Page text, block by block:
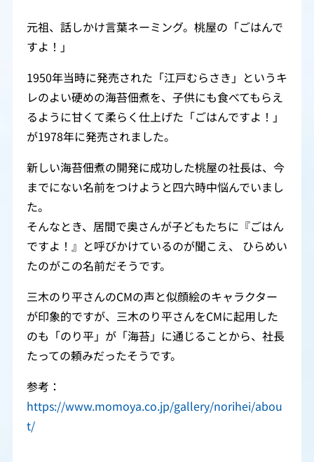
元祖、話しかけ言葉ネーミング。桃屋の「ごはんで
すよ！」
1950年当時に発売された「江戸むらさき」というキ
レのよい硬めの海苔佃煮を、子供にも食べてもらえ
るように甘くて柔らく仕上げた「ごはんですよ！」
が1978年に発売されました。
新しい海苔佃煮の開発に成功した桃屋の社長は、今
までにない名前をつけようと四六時中悩んでいまし
た。
そんなとき、居間で奥さんが子どもたちに『ごはん
ですよ！』と呼びかけているのが聞こえ、 ひらめい
たのがこの名前だそうです。
三木のり平さんのCMの声と似顔絵のキャラクター
が印象的ですが、三木のり平さんをCMに起用した
のも「のり平」が「海苔」に通じることから、社長
たっての頼みだったそうです。
参考：
https://www.momoya.co.jp/gallery/norihei/abou
t/